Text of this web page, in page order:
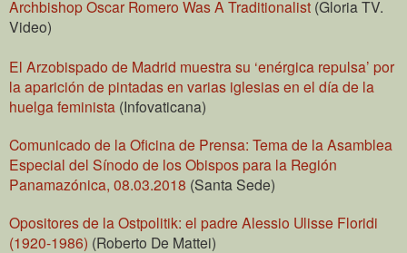
Archbishop Oscar Romero Was A Traditionalist (Gloria TV.
Video)
El Arzobispado de Madrid muestra su ‘enérgica repulsa’ por
la aparición de pintadas en varias iglesias en el día de la
huelga feminista (Infovaticana)
Comunicado de la Oficina de Prensa: Tema de la Asamblea
Especial del Sínodo de los Obispos para la Región
Panamazónica, 08.03.2018 (Santa Sede)
Opositores de la Ostpolitik: el padre Alessio Ulisse Floridi
(1920-1986) (Roberto De Mattei)